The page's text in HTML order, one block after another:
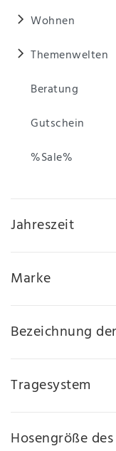
Wohnen
Themenwelten
Beratung
Gutschein
%Sale%
Jahreszeit
Marke
Bezeichnung
Tragesystem
Hosengröße